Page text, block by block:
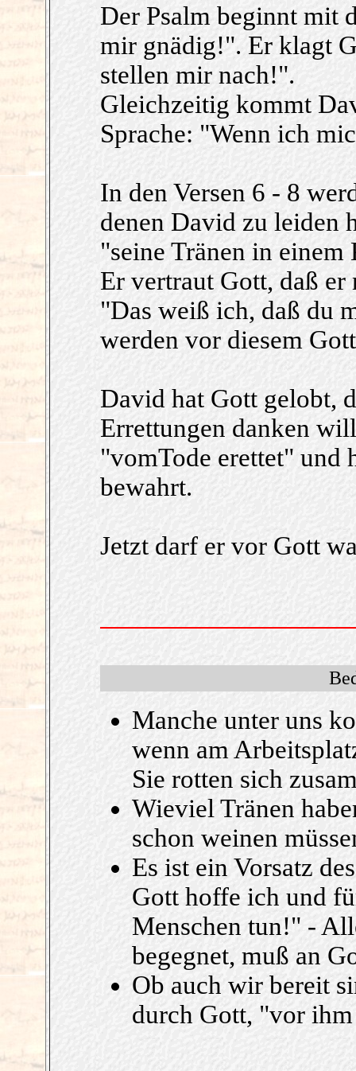
Der Psalm beginnt mit
mir gnädig!". Er klagt
stellen mir nach!".
Gleichzeitig kommt
Sprache: "Wenn ich
In den Versen 6 - 8
denen David zu leiden
"seine Tränen in
Er vertraut Gott, daß er
"Das weiß ich, daß du
werden vor diesem
David hat Gott gelobt,
Errettungen danken
"vomTode erettet" und
bewahrt.
Jetzt darf er vor Gott
Manche unter uns
wenn am
Sie rotten sich
Wieviel Tränen
schon weinen
Es ist ein Vorsatz
Gott hoffe ich und
Menschen tun!" -
begegnet, muß an
Ob auch wir bereit
durch Gott, "vor